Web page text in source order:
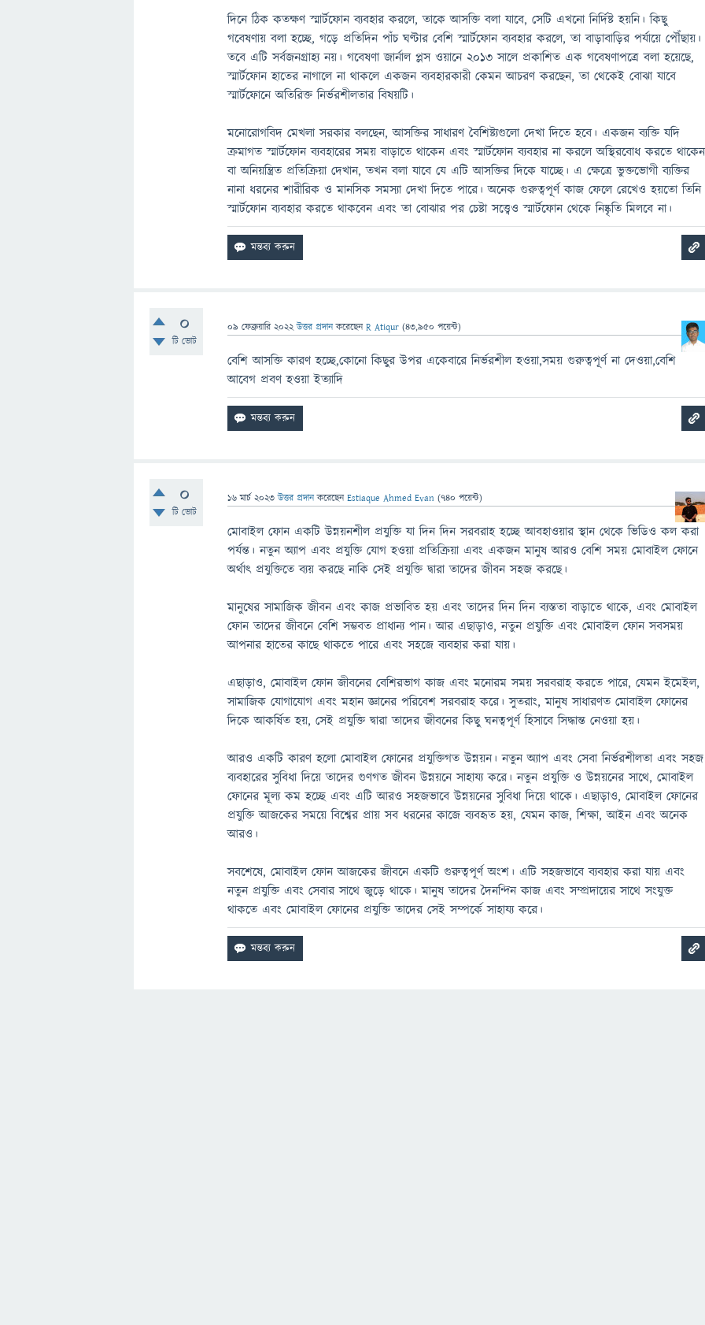
দিনে ঠিক কতক্ষণ স্মার্টফোন ব্যবহার করলে, তাকে আসক্তি বলা যাবে, সেটি এখনো নির্দিষ্ট হয়নি। কিছু
গবেষণায় বলা হচ্ছে, গড়ে প্রতিদিন পাঁচ ঘণ্টার বেশি স্মার্টফোন ব্যবহার করলে, তা বাড়াবাড়ির পর্যায়ে পৌঁছায়।
তবে এটি সর্বজনগ্রাহ্য নয়। গবেষণা জার্নাল প্লস ওয়ানে ২০১৩ সালে প্রকাশিত এক গবেষণাপত্রে বলা হয়েছে,
স্মার্টফোন হাতের নাগালে না থাকলে একজন ব্যবহারকারী কেমন আচরণ করছেন, তা থেকেই বোঝা যাবে
স্মার্টফোনে অতিরিক্ত নির্ভরশীলতার বিষয়টি।
মনোরোগবিদ মেখলা সরকার বলছেন, আসক্তির সাধারণ বৈশিষ্ট্যগুলো দেখা দিতে হবে। একজন ব্যক্তি যদি
ক্রমাগত স্মার্টফোন ব্যবহারের সময় বাড়াতে থাকেন এবং স্মার্টফোন ব্যবহার না করলে অস্থিরবোধ করতে থাকেন
বা অনিয়ন্ত্রিত প্রতিক্রিয়া দেখান, তখন বলা যাবে যে এটি আসক্তির দিকে যাচ্ছে। এ ক্ষেত্রে ভুক্তভোগী ব্যক্তির
নানা ধরনের শারীরিক ও মানসিক সমস্যা দেখা দিতে পারে। অনেক গুরুত্বপূর্ণ কাজ ফেলে রেখেও হয়তো তিনি
স্মার্টফোন ব্যবহার করতে থাকবেন এবং তা বোঝার পর চেষ্টা সত্ত্বেও স্মার্টফোন থেকে নিষ্কৃতি মিলবে না।
0
টি ভোট
09 ফেব্রুয়ারি 2022 উত্তর প্রদান করেছেনR Atiqur (43,950 পয়েন্ট)
বেশি আসক্তি কারণ হচ্ছে,কোনো কিছুর উপর একেবারে নির্ভরশীল হওয়া,সময় গুরুত্বপূর্ণ না দেওয়া,বেশি
আবেগ প্রবণ হওয়া ইত্যাদি
0
টি ভোট
16 মার্চ 2023 উত্তর প্রদান করেছেনEstiaque Ahmed Evan (740 পয়েন্ট)
মোবাইল ফোন একটি উন্নয়নশীল প্রযুক্তি যা দিন দিন সরবরাহ হচ্ছে আবহাওয়ার স্থান থেকে ভিডিও কল করা
পর্যন্ত। নতুন অ্যাপ এবং প্রযুক্তি যোগ হওয়া প্রতিক্রিয়া এবং একজন মানুষ আরও বেশি সময় মোবাইল ফোনে
অর্থাৎ প্রযুক্তিতে ব্যয় করছে নাকি সেই প্রযুক্তি দ্বারা তাদের জীবন সহজ করছে।
মানুষের সামাজিক জীবন এবং কাজ প্রভাবিত হয় এবং তাদের দিন দিন ব্যস্ততা বাড়াতে থাকে, এবং মোবাইল
ফোন তাদের জীবনে বেশি সম্ভবত প্রাধান্য পান। আর এছাড়াও, নতুন প্রযুক্তি এবং মোবাইল ফোন সবসময়
আপনার হাতের কাছে থাকতে পারে এবং সহজে ব্যবহার করা যায়।
এছাড়াও, মোবাইল ফোন জীবনের বেশিরভাগ কাজ এবং মনোরম সময় সরবরাহ করতে পারে, যেমন ইমেইল,
সামাজিক যোগাযোগ এবং মহান জ্ঞানের পরিবেশ সরবরাহ করে। সুতরাং, মানুষ সাধারণত মোবাইল ফোনের
দিকে আকর্ষিত হয়, সেই প্রযুক্তি দ্বারা তাদের জীবনের কিছু ঘনত্বপূর্ণ হিসাবে সিদ্ধান্ত নেওয়া হয়।
আরও একটি কারণ হলো মোবাইল ফোনের প্রযুক্তিগত উন্নয়ন। নতুন অ্যাপ এবং সেবা নির্ভরশীলতা এবং সহজ
ব্যবহারের সুবিধা দিয়ে তাদের গুণগত জীবন উন্নয়নে সাহায্য করে। নতুন প্রযুক্তি ও উন্নয়নের সাথে, মোবাইল
ফোনের মূল্য কম হচ্ছে এবং এটি আরও সহজভাবে উন্নয়নের সুবিধা দিয়ে থাকে। এছাড়াও, মোবাইল ফোনের
প্রযুক্তি আজকের সময়ে বিশ্বের প্রায় সব ধরনের কাজে ব্যবহৃত হয়, যেমন কাজ, শিক্ষা, আইন এবং অনেক
আরও।
সবশেষে, মোবাইল ফোন আজকের জীবনে একটি গুরুত্বপূর্ণ অংশ। এটি সহজভাবে ব্যবহার করা যায় এবং
নতুন প্রযুক্তি এবং সেবার সাথে জুড়ে থাকে। মানুষ তাদের দৈনন্দিন কাজ এবং সম্প্রদায়ের সাথে সংযুক্ত
থাকতে এবং মোবাইল ফোনের প্রযুক্তি তাদের সেই সম্পর্কে সাহায্য করে।